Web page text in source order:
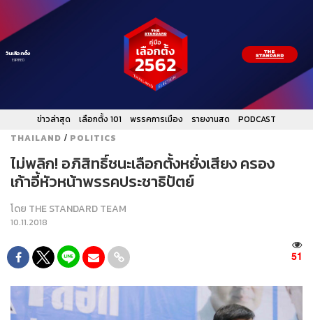
วันเลือกตั้ง
EXPIRED
ข่าวล่าสุด เลือกตั้ง 101 พรรคการเมือง รายงานสด
PODCAST
THAILAND / POLITICS
ไม่พลิก! อภิสิทธิ์ชนะเลือกตั้งหยั่งเสียง ครอง
เก้าอี้หัวหน้าพรรคประชาธิปัตย์
โดย THE STANDARD TEAM
10.11.2018
51